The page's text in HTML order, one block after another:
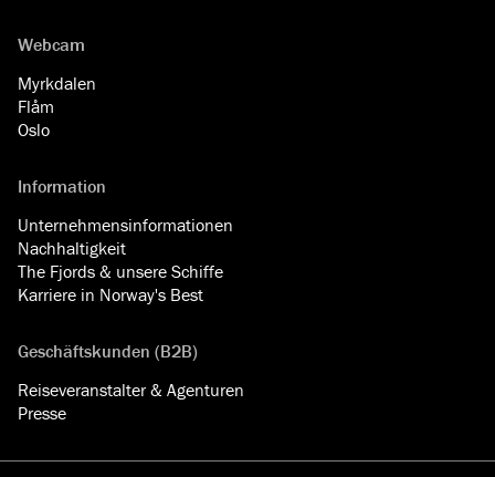
Webcam
Myrkdalen
Flåm
Oslo
Information
Unternehmensinformationen
Nachhaltigkeit
The Fjords & unsere Schiffe
Karriere in Norway's Best
Geschäftskunden (B2B)
Reiseveranstalter & Agenturen
Presse